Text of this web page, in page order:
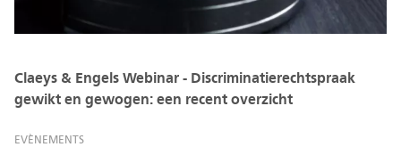
Claeys & Engels Webinar - Discriminatierechtspraak
gewikt en gewogen: een recent overzicht
EVÈNEMENTS